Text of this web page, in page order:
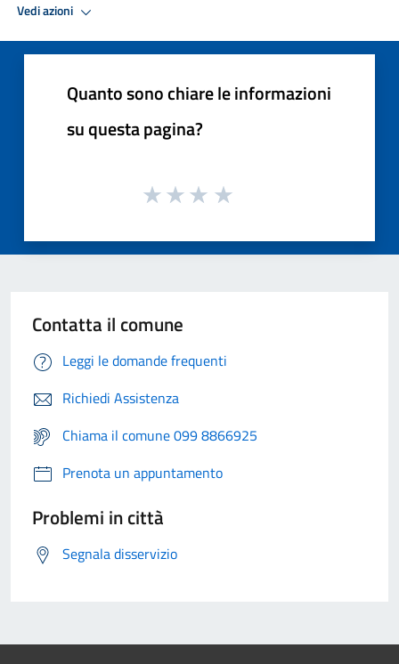
Vedi azioni
Quanto sono chiare le informazioni
su questa pagina?
Contatta il comune
Leggi le domande frequenti
Richiedi Assistenza
Chiama il comune 099 8866925
Prenota un appuntamento
Problemi in città
Segnala disservizio